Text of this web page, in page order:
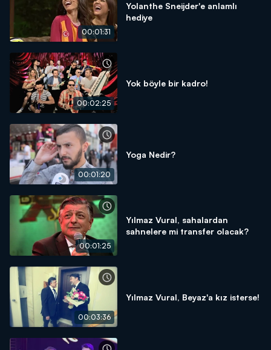
00:01:31
Yolanthe Sneijder'e anlamlı
hediye
00:02:25
Yok böyle bir kadro!
00:01:20
Yoga Nedir?
00:01:25
Yılmaz Vural, sahalardan
sahnelere mi transfer olacak?
00:03:36
Yılmaz Vural, Beyaz'a kız isterse!